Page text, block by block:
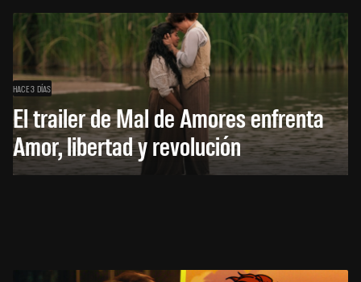
HACE 3 DÍAS
El trailer de Mal de Amores enfrenta
Amor, libertad y revolución